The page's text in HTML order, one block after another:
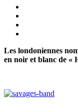
Les londoniennes
en noir et blanc de «